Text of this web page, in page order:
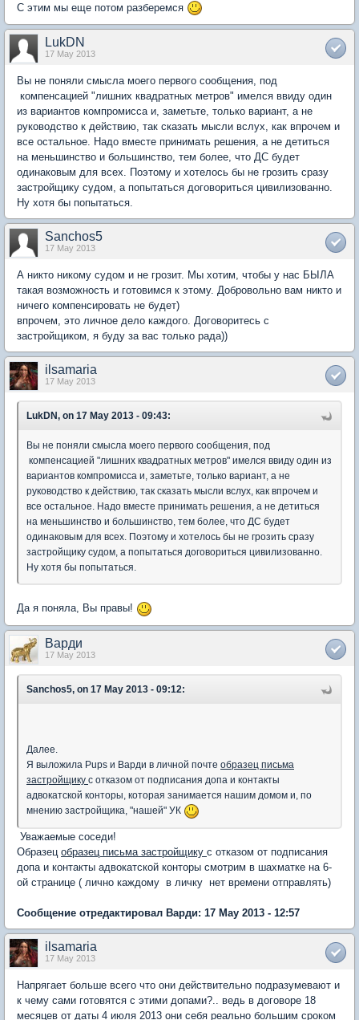
С этим мы еще потом разберемся
LukDN
17 May 2013
Вы не поняли смысла моего первого сообщения, под
компенсацией "лишних квадратных метров" имелся ввиду один
из вариантов компромисса и, заметьте, только вариант, а не
руководство к действию, так сказать мысли вслух, как впрочем и
все остальное. Надо вместе принимать решения, а не детиться
на меньшинство и большинство, тем более, что ДС будет
одинаковым для всех. Поэтому и хотелось бы не грозить сразу
застройщику судом, а попытаться договориться цивилизованно.
Ну хотя бы попытаться.
Sanchos5
17 May 2013
А никто никому судом и не грозит. Мы хотим, чтобы у нас БЫЛА
такая возможность и готовимся к этому. Добровольно вам никто и
ничего компенсировать не будет)
впрочем, это личное дело каждого. Договоритесь с
застройщиком, я буду за вас только рада))
ilsamaria
17 May 2013
LukDN, on 17 May 2013 - 09:43:
Вы не поняли смысла моего первого сообщения, под
компенсацией "лишних квадратных метров" имелся ввиду один из
вариантов компромисса и, заметьте, только вариант, а не
руководство к действию, так сказать мысли вслух, как впрочем и
все остальное. Надо вместе принимать решения, а не детиться
на меньшинство и большинство, тем более, что ДС будет
одинаковым для всех. Поэтому и хотелось бы не грозить сразу
застройщику судом, а попытаться договориться цивилизованно.
Ну хотя бы попытаться.
Да я поняла, Вы правы!
Варди
17 May 2013
Sanchos5, on 17 May 2013 - 09:12:
Далее.
Я выложила Pups и Варди в личной почте образец письма
застройщику с отказом от подписания допа и контакты
адвокатской конторы, которая занимается нашим домом и, по
мнению застройщика, "нашей" УК
Уважаемые соседи!
Образец образец письма застройщику с отказом от подписания
допа и контакты адвокатской конторы смотрим в шахматке на 6-
ой странице ( лично каждому в личку нет времени отправлять)
Сообщение отредактировал Варди: 17 May 2013 - 12:57
ilsamaria
17 May 2013
Напрягает больше всего что они действительно подразумевают и
к чему сами готовятся с этими допами?.. ведь в договоре 18
месяцев от даты 4 июля 2013 они себя реально большим сроком